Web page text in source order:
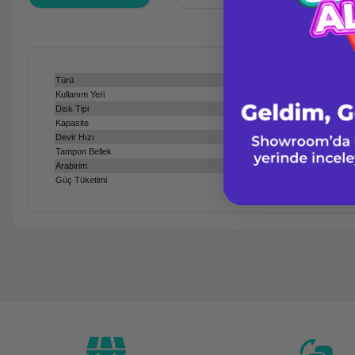
Türü
Kullanım Yeri
Disk Tipi
Kapasite
Devir Hızı
Tampon Bellek
Arabirim
Güç Tüketimi